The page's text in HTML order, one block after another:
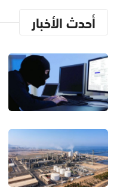
أحدث الأخبار